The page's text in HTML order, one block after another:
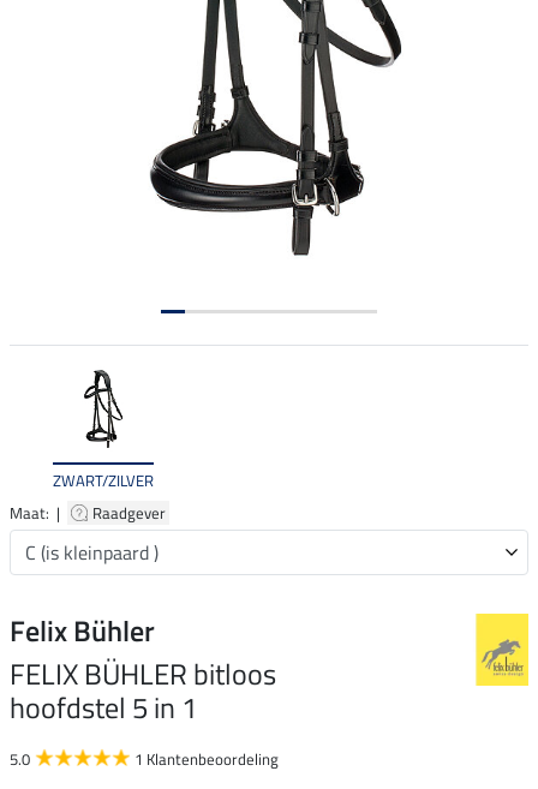
ZWART/ZILVER
Maat: |
Raadgever
Felix Bühler
FELIX BÜHLER bitloos
hoofdstel 5 in 1
5.0 1 Klantenbeoordeling